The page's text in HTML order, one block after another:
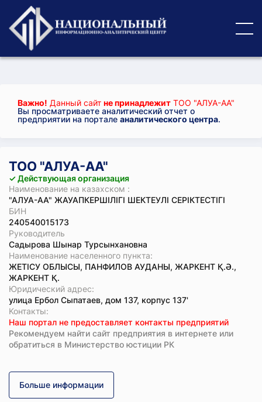
Важно! Данный сайт не принадлежит ТОО "АЛУА-АА"
Вы просматриваете аналитический отчет о
предприятии на портале аналитического центра.
ТОО "АЛУА-АА"
✓ Действующая организация
Наименование на казахском :
"АЛУА-АА" ЖАУАПКЕРШІЛІГІ ШЕКТЕУЛІ СЕРІКТЕСТІГІ
БИН
240540015173
Руководитель
Садырова Шынар Турсынхановна
Наименование населенного пункта:
ЖЕТІСУ ОБЛЫСЫ, ПАНФИЛОВ АУДАНЫ, ЖАРКЕНТ Қ.Ә.,
ЖАРКЕНТ Қ.
Юридический адрес:
улица Ербол Сыпатаев, дом 137, корпус 137'
Koнтaкты:
Наш портал не предоставляет контакты предприятий
Рекомендуем найти сайт предприятия в интернете или
обратиться в Министерство юстиции РК
Больше информации